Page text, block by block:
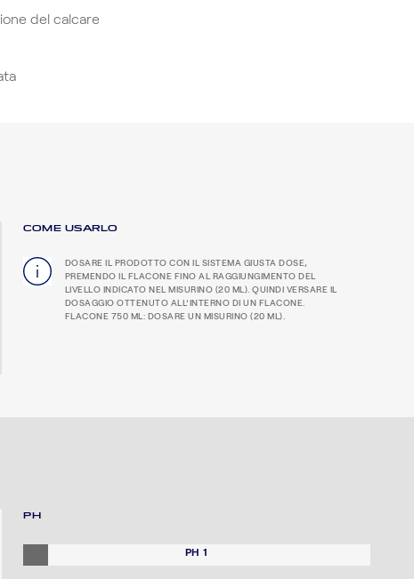
del calcare
COME USARLO
DOSARE IL PRODOTTO CON IL SISTEMA GIUSTA DOSE,
PREMENDO IL FLACONE FINO AL RAGGIUNGIMENTO DEL
LIVELLO INDICATO NEL MISURINO (20 ML). QUINDI VERSARE IL
DOSAGGIO OTTENUTO ALL’INTERNO DI UN FLACONE.
FLACONE 750 ML: DOSARE UN MISURINO (20 ML).
PH
PH 1